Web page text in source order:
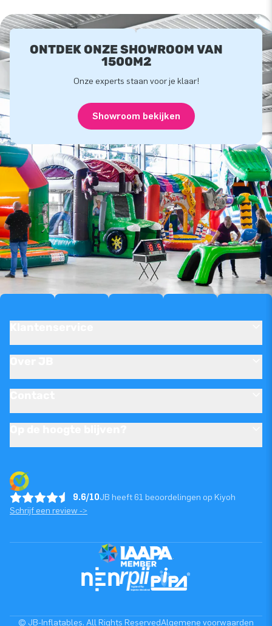
ONTDEK ONZE SHOWROOM VAN
1500M2
Onze experts staan voor je klaar!
Showroom bekijken
9.6/10JB heeft 61 beoordelingen op Kiyoh
Schrijf een review ->
© JB-Inflatables. All Rights ReservedAlgemene voorwaarden